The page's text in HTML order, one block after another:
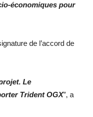
économiques pour
de l’accord de
Le
Trident OGX”, a